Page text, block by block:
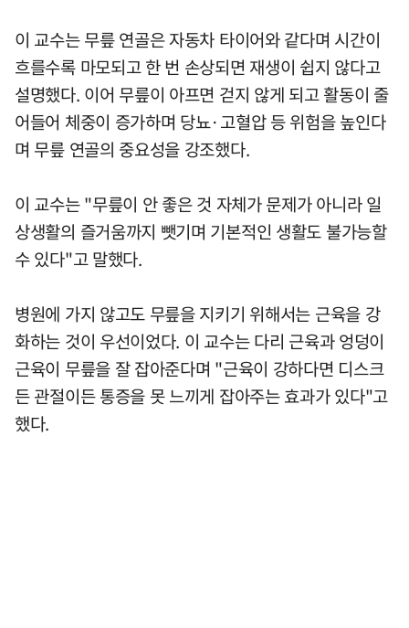
이 교수는 무릎 연골은 자동차 타이어와 같다며 시간이
흐를수록 마모되고 한 번 손상되면 재생이 쉽지 않다고
설명했다. 이어 무릎이 아프면 걷지 않게 되고 활동이 줄
어들어 체중이 증가하며 당뇨·고혈압 등 위험을 높인다
며 무릎 연골의 중요성을 강조했다.
이 교수는 "무릎이 안 좋은 것 자체가 문제가 아니라 일
상생활의 즐거움까지 뺏기며 기본적인 생활도 불가능할
수 있다"고 말했다.
병원에 가지 않고도 무릎을 지키기 위해서는 근육을 강
화하는 것이 우선이었다. 이 교수는 다리 근육과 엉덩이
근육이 무릎을 잘 잡아준다며 "근육이 강하다면 디스크
든 관절이든 통증을 못 느끼게 잡아주는 효과가 있다"고
했다.